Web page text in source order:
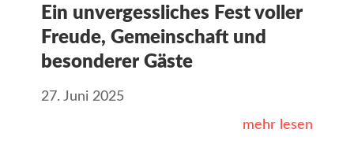
Ein unvergessliches Fest voller
Freude, Gemeinschaft und
besonderer Gäste
27. Juni 2025
mehr lesen